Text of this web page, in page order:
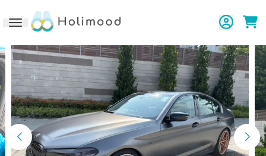
Toggle navigation